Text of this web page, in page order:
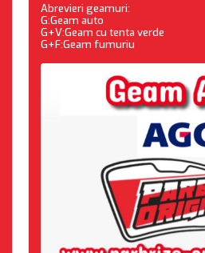
Abrevieri geamuri:
G:Geam auto
G+V:Geam cu tenta verde
G+F:Geam fumuriu